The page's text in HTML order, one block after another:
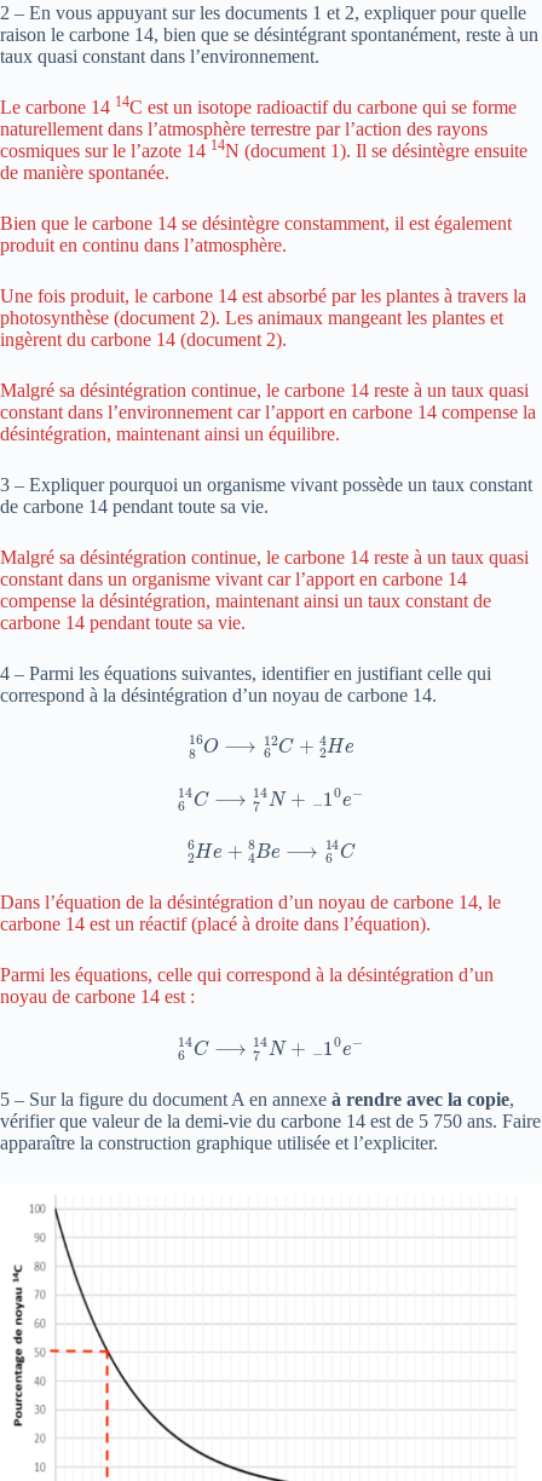
2 – En vous appuyant sur les documents 1 et 2, expliquer pour quelle
raison le carbone 14, bien que se désintégrant spontanément, reste à un
taux quasi constant dans l’environnement.
Le carbone 14 14C est un isotope radioactif du carbone qui se forme
naturellement dans l’atmosphère terrestre par l’action des rayons
cosmiques sur le l’azote 14 14N (document 1). Il se désintègre ensuite
de manière spontanée.
Bien que le carbone 14 se désintègre constamment, il est également
produit en continu dans l’atmosphère.
Une fois produit, le carbone 14 est absorbé par les plantes à travers la
photosynthèse (document 2). Les animaux mangeant les plantes et
ingèrent du carbone 14 (document 2).
Malgré sa désintégration continue, le carbone 14 reste à un taux quasi
constant dans l’environnement car l’apport en carbone 14 compense la
désintégration, maintenant ainsi un équilibre.
3 – Expliquer pourquoi un organisme vivant possède un taux constant
de carbone 14 pendant toute sa vie.
Malgré sa désintégration continue, le carbone 14 reste à un taux quasi
constant dans un organisme vivant car l’apport en carbone 14
compense la désintégration, maintenant ainsi un taux constant de
carbone 14 pendant toute sa vie.
4 – Parmi les équations suivantes, identifier en justifiant celle qui
correspond à la désintégration d’un noyau de carbone 14.
816O 612C + 2 4H
614C 714N 1 0
26H + 48B 14C
Dans l’équation de la désintégration d’un noyau de carbone 14, le
carbone 14 est un réactif (placé à droite dans l’équation).
Parmi les équations, celle qui correspond à la désintégration d’un
noyau de carbone 14 est :
614C 714N+ 1 0 e−
5 – Sur la figure du document A en annexe à rendre avec la copie,
vérifier que valeur de la demi-vie du carbone 14 est de 5 750 ans. Faire
apparaître la construction graphique utilisée et l’expliciter.